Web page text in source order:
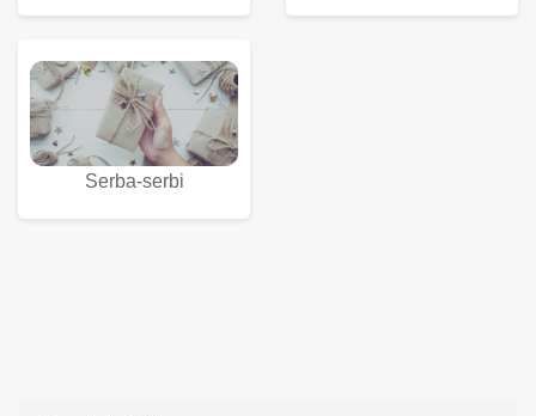
Serba-serbi